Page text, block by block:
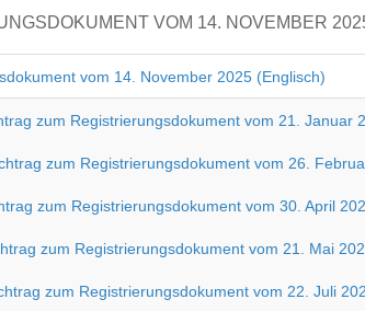
VOM 14. NOVEMBER
vom 14. November 2025 (Englisch)
zum Registrierungsdokument vom 21. Januar
zum Registrierungsdokument vom 26.
zum Registrierungsdokument vom 30. April
zum Registrierungsdokument vom 21. Mai
zum Registrierungsdokument vom 22. Juli